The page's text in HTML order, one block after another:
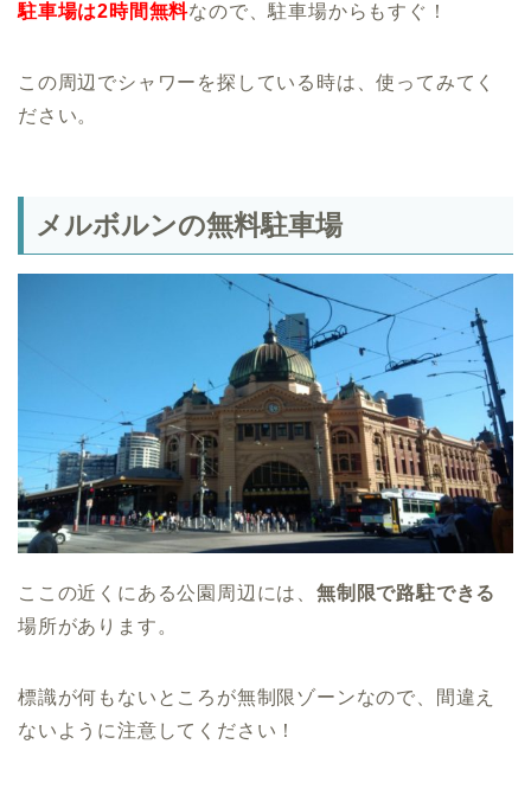
駐車場は2時間無料なので、駐車場からもすぐ！
この周辺でシャワーを探している時は、使ってみてく
ださい。
メルボルンの無料駐車場
ここの近くにある公園周辺には、 無制限で路駐できる
場所があります。
標識が何もないところが無制限ゾーンなので、間違え
ないように注意してください！